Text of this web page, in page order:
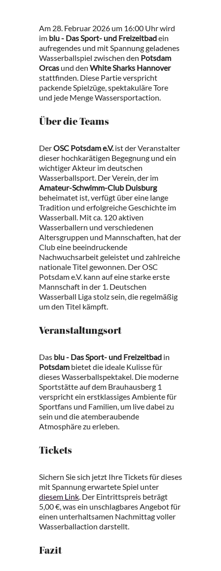
Am 28. Februar 2026 um 16:00 Uhr wird
im blu - Das Sport- und Freizeitbadein
aufregendes und mit Spannung geladenes
Wasserballspiel zwischen den Potsdam
Orcas und den White Sharks Hannover
stattfinden. Diese Partie verspricht
packende Spielzüge, spektakuläre Tore
und jede Menge Wassersportaction.
Über die Teams
DerOSC Potsdam e.V.ist der Veranstalter
dieser hochkarätigen Begegnung und ein
wichtiger Akteur im deutschen
Wasserballsport. Der Verein, der im
Amateur-Schwimm-Club Duisburg
beheimatet ist, verfügt über eine lange
Tradition und erfolgreiche Geschichte im
Wasserball. Mit ca. 120 aktiven
Wasserballern und verschiedenen
Altersgruppen und Mannschaften, hat der
Club eine beeindruckende
Nachwuchsarbeit geleistet und zahlreiche
nationale Titel gewonnen. Der OSC
Potsdam e.V. kann auf eine starke erste
Mannschaft in der 1. Deutschen
Wasserball Liga stolz sein, die regelmäßig
um den Titel kämpft.
Veranstaltungsort
Das blu - Das Sport- und Freizeitbad in
Potsdam bietet die ideale Kulisse für
dieses Wasserballspektakel. Die moderne
Sportstätte auf dem Brauhausberg 1
verspricht ein erstklassiges Ambiente für
Sportfans und Familien, um live dabei zu
sein und die atemberaubende
Atmosphäre zu erleben.
Tickets
Sichern Sie sich jetzt Ihre Tickets für dieses
mit Spannung erwartete Spiel unter
diesem Link. Der Eintrittspreis beträgt
5,00 €, was ein unschlagbares Angebot für
einen unterhaltsamen Nachmittag voller
Wasserballaction darstellt.
Fazit